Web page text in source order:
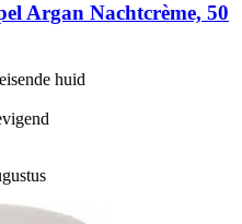
Argan Nachtcrème, 50
huid